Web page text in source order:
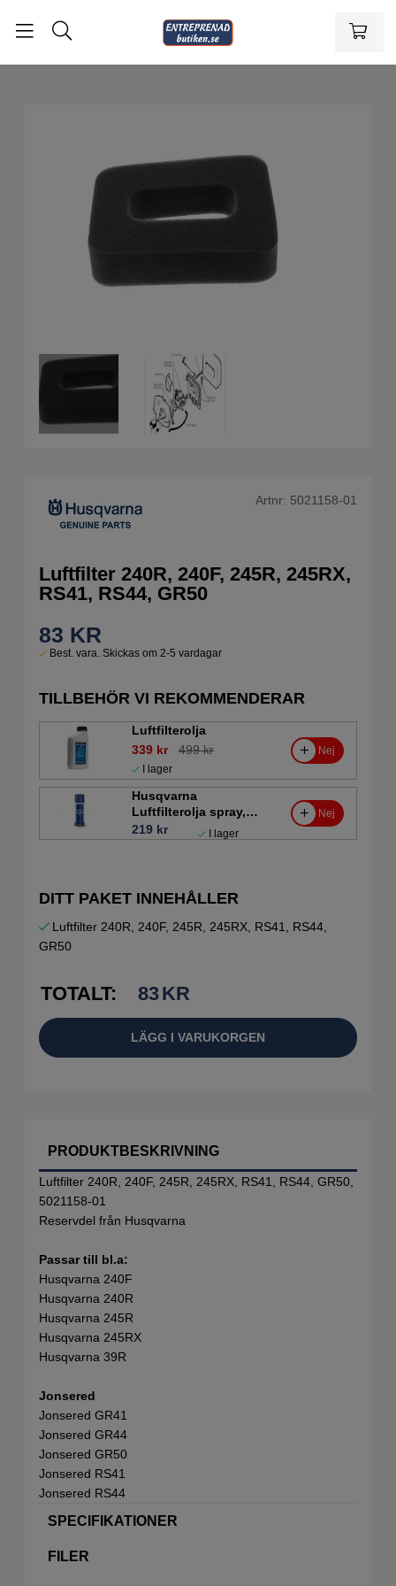
Artnr: 5021158-01
Luftfilter 240R, 240F, 245R, 245RX,
RS41, RS44, GR50
83 KR
Best. vara. Skickas om 2-5 vardagar
TILLBEHÖR VI REKOMMENDERAR
Luftfilterolja
339 kr
499 kr
I lager
Nej
Husqvarna
Luftfilterolja spray,
200ml
219 kr I lager
Nej
DITT PAKET INNEHÅLLER
Luftfilter 240R, 240F, 245R, 245RX, RS41, RS44,
GR50
TOTALT: 83KR
LÄGG I VARUKORGEN
PRODUKTBESKRIVNING
Luftfilter 240R, 240F, 245R, 245RX, RS41, RS44, GR50,
5021158-01
Reservdel från Husqvarna
Passar till bl.a:
Husqvarna 240F
Husqvarna 240R
Husqvarna 245R
Husqvarna 245RX
Husqvarna 39R
Jonsered
Jonsered GR41
Jonsered GR44
Jonsered GR50
Jonsered RS41
Jonsered RS44
SPECIFIKATIONER
FILER